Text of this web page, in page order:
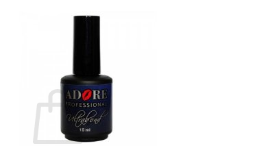
Корзина пуста.
Вернуться в магазин
Корзина